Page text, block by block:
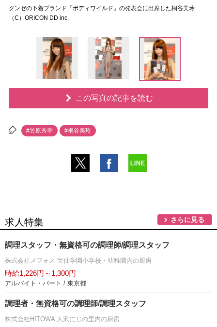
グンゼの下着ブランド『ボディワイルド』の発表会に出席した桐谷美玲
（C）ORICON DD inc.
この写真の記事を読む
#笠原秀幸 #桐谷美玲
求人特集 さらに見る
調理スタッフ・無資格可の調理師/調理スタッフ
株式会社メフォス 宝仙学園小学校・幼稚園内の厨房
時給1,226円～1,300円
アルバイト・パート / 東京都
調理者・無資格可の調理師/調理スタッフ
株式会社HITOWA 大沢にじの里内の厨房